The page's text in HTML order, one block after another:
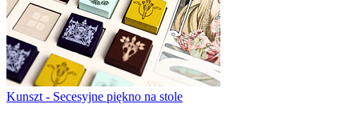
Kunszt - Secesyjne piękno na stole